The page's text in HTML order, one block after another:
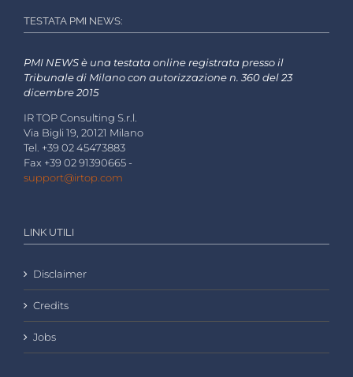
TESTATA PMI NEWS:
PMI NEWS è una testata online registrata presso il
Tribunale di Milano con autorizzazione n. 360 del 23
dicembre 2015
IR TOP Consulting S.r.l.
Via Bigli 19, 20121 Milano
Tel. +39 02 45473883
Fax +39 02 91390665 -
support@irtop.com
LINK UTILI
Disclaimer
Credits
Jobs